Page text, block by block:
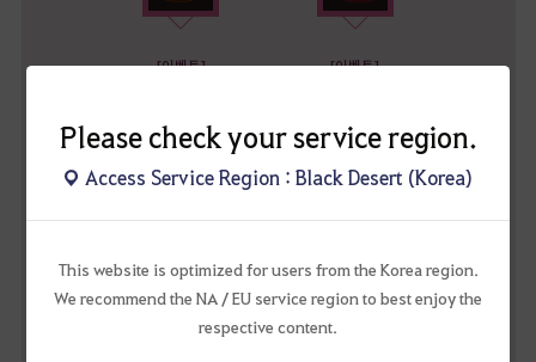
Please check your service region.
Access Service Region : Black Desert (Korea)
This website is optimized for users from the Korea region.
We recommend the NA / EU service region to best enjoy the
respective content.
[이벤트]
[이벤트]
530배 상큼한 케이크
530배 촉촉한 케이크